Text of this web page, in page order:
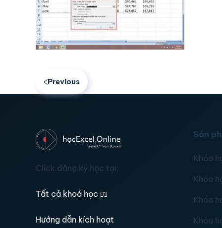
Previous
Click đăng ký học tại:
Tất cả khoá học 📖
Hướng dẫn kích hoạt
Sản
Khóa
Khóa
Khóa
Khóa